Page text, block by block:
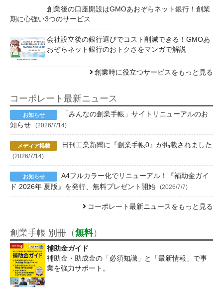
創業後の口座開設はGMOあおぞらネット銀行！創業
期に心強い3つのサービス
会社設立後の銀行選びでコスト削減できる！GMOあ
おぞらネット銀行のおトクさをマンガで解説
創業時に役立つサービスをもっと見る
コーポレート最新ニュース
「みんなの創業手帳」サイトリニューアルのお
知らせ
(2026/7/14)
日刊工業新聞に『創業手帳0』が掲載されました
(2026/7/14)
A4フルカラー化でリニューアル！『補助金ガイ
ド 2026年 夏版』を発行、無料プレゼント開始
(2026/7/7)
コーポレート最新ニュースをもっと見る
創業手帳 別冊（無料）
補助金ガイド
補助金・助成金の「必須知識」と「最新情報」で事
業を強力サポート。